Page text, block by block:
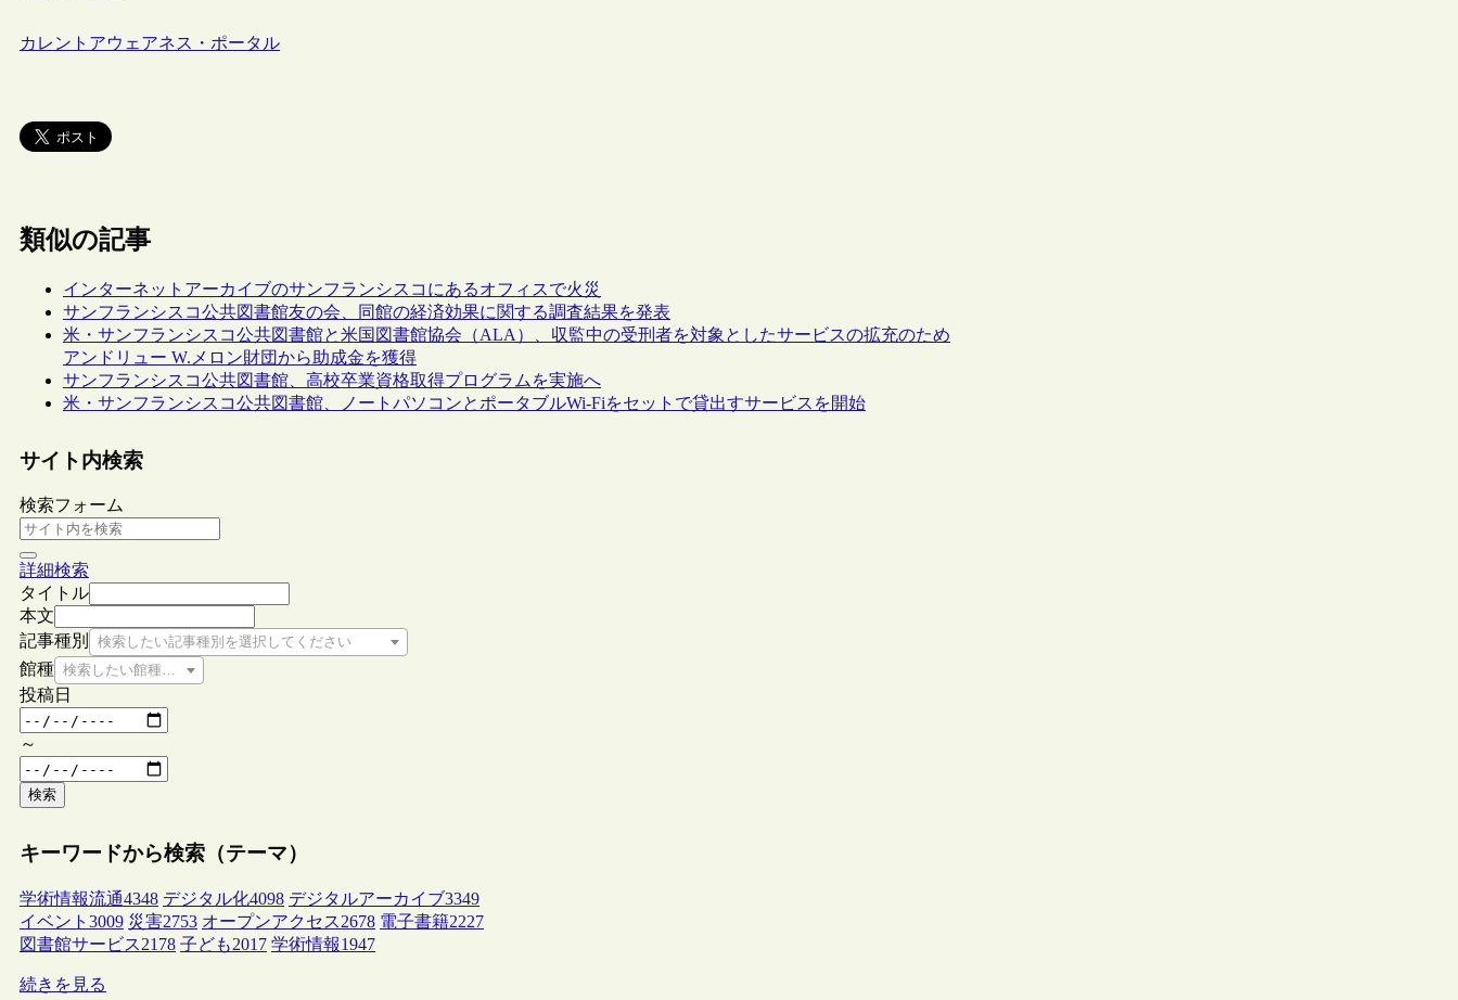
カレントアウェアネス・ポータル
類似の記事
インターネットアーカイブのサンフランシスコにあるオフィスで火災
サンフランシスコ公共図書館友の会、同館の経済効果に関する調査結果を発表
米・サンフランシスコ公共図書館と米国図書館協会（ALA）、収監中の受刑者を対象としたサービスの拡充のため
アンドリュー W.メロン財団から助成金を獲得
サンフランシスコ公共図書館、高校卒業資格取得プログラムを実施へ
米・サンフランシスコ公共図書館、ノートパソコンとポータブルWi-Fiをセットで貸出すサービスを開始
サイト内検索
検索フォーム
詳細検索
タイトル
本文
記事種別
検索したい記事種別を選択してください
館種 検索したい館種を選択してください
投稿日
～
検索
キーワードから検索（テーマ）
学術情報流通4348 デジタル化4098 デジタルアーカイブ3349
イベント 3009 災害2753 オープンアクセス2678 電子書籍2227
図書館サービス2178 子ども2017 学術情報1947
続きを見る